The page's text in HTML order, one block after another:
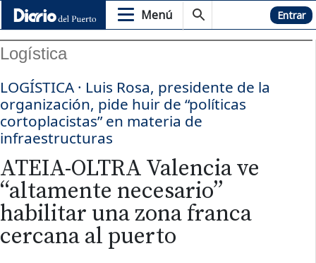
Menú Hemeroteca Entrar
Logística
LOGÍSTICA · Luis Rosa, presidente de la
organización, pide huir de “políticas
cortoplacistas” en materia de
infraestructuras
ATEIA-OLTRA Valencia ve
“altamente necesario”
habilitar una zona franca
cercana al puerto